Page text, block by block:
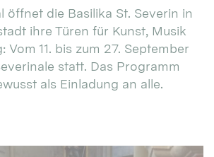
öffnet die Basilika St. Severin in
ihre Türen für Kunst, Musik
Vom 11. bis zum 27. September
statt. Das Programm
als Einladung an alle.